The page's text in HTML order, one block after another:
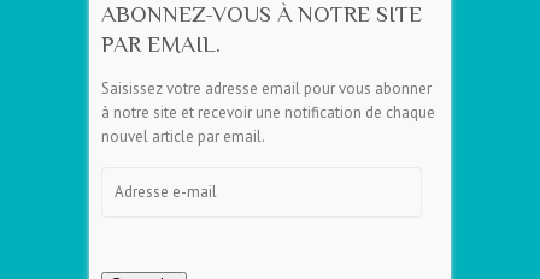
ABONNEZ-VOUS À NOTRE SITE
PAR EMAIL.
Saisissez votre adresse email pour vous abonner
à notre site et recevoir une notification de chaque
nouvel article par email.